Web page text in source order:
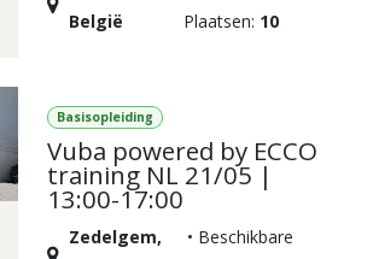
België
Plaatsen: 10
Basisopleiding
Vuba powered by ECCO
training NL 21/05 |
13:00-17:00
Zedelgem,
• Beschikbare